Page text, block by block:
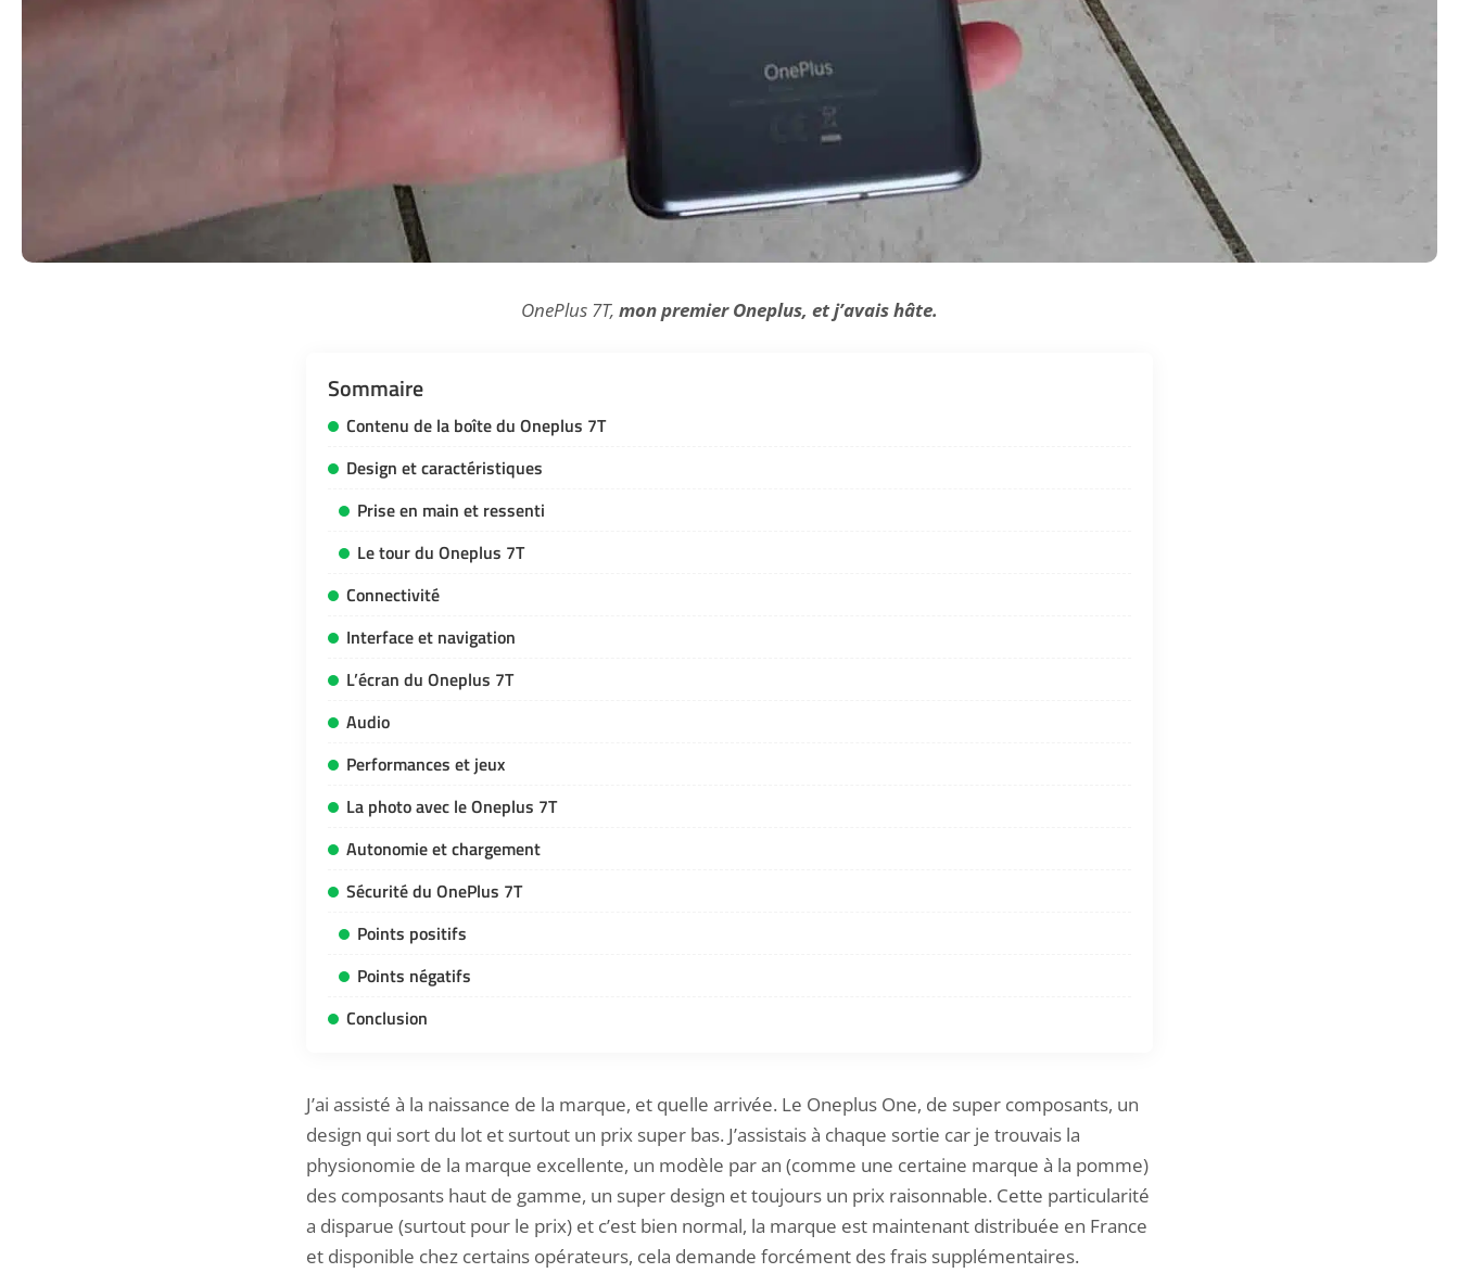
OnePlus 7T, mon premier Oneplus, et j’avais hâte.
Sommaire
Contenu de la boîte du Oneplus 7T
Design et caractéristiques
Prise en main et ressenti
Le tour du Oneplus 7T
Connectivité
Interface et navigation
L’écran du Oneplus 7T
Audio
Performances et jeux
La photo avec le Oneplus 7T
Autonomie et chargement
Sécurité du OnePlus 7T
Points positifs
Points négatifs
Conclusion
J’ai assisté à la naissance de la marque, et quelle arrivée. Le Oneplus One, de super composants, un
design qui sort du lot et surtout un prix super bas. J’assistais à chaque sortie car je trouvais la
physionomie de la marque excellente, un modèle par an (comme une certaine marque à la pomme)
des composants haut de gamme, un super design et toujours un prix raisonnable. Cette particularité
a disparue (surtout pour le prix) et c’est bien normal, la marque est maintenant distribuée en France
et disponible chez certains opérateurs, cela demande forcément des frais supplémentaires.